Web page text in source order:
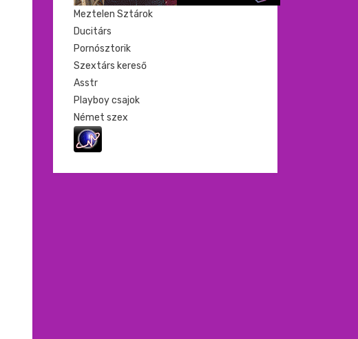
Meztelen Sztárok
Ducitárs
Pornósztorik
Szextárs kereső
Asstr
Playboy csajok
Német szex